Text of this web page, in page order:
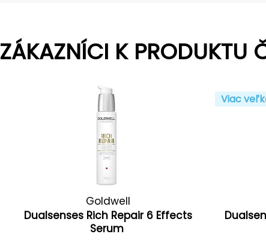
ZÁKAZNÍCI K PRODUKTU
Goldwell
Dualsenses Rich Repair 6 Effects
Serum
Viac